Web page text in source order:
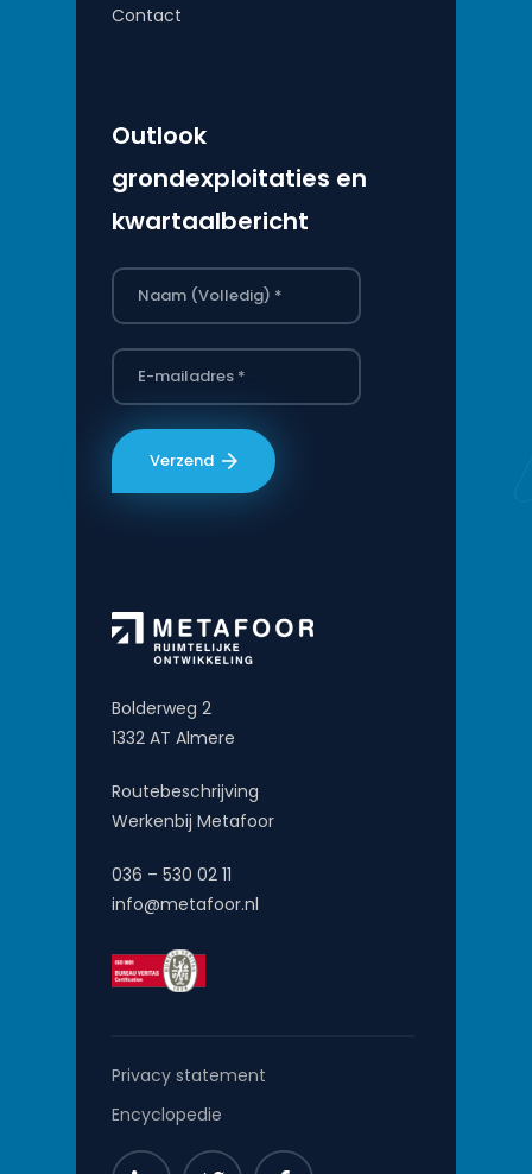
Contact
Outlook
grondexploitaties en
kwartaalbericht
Bolderweg 2
1332 AT Almere
Routebeschrijving
Werkenbij Metafoor
036 – 530 02 11
info@metafoor.nl
Privacy statement
Encyclopedie